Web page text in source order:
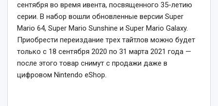
сентября во время ивента, посвященного 35-летию
серии. В набор вошли обновленные версии Super
Mario 64, Super Mario Sunshine и Super Mario Galaxy.
Приобрести переиздание трех тайтлов можно будет
только с 18 сентября 2020 по 31 марта 2021 года —
после этого товар снимут с продажи даже в
цифровом Nintendo eShop.